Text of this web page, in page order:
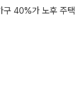
구 40%가 노후 주택